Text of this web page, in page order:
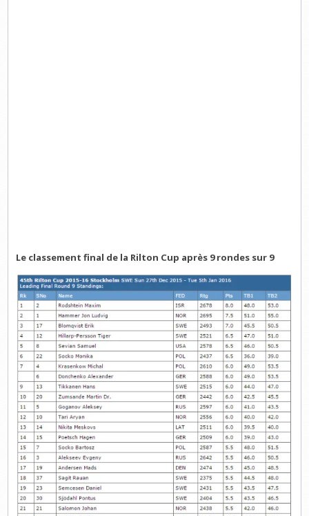
Le classement final de la Rilton Cup après 9 rondes sur 9